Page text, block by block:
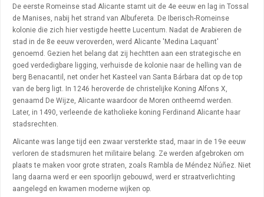
De eerste Romeinse stad Alicante stamt uit de 4e eeuw en lag in Tossal
de Manises, nabij het strand van Albufereta. De Iberisch-Romeinse
kolonie die zich hier vestigde heette Lucentum. Nadat de Arabieren de
stad in de 8e eeuw veroverden, werd Alicante 'Medina Laquant'
genoemd. Gezien het belang dat zij hechtten aan een strategische en
goed verdedigbare ligging, verhuisde de kolonie naar de helling van de
berg Benacantil, net onder het Kasteel van Santa Bárbara dat op de top
van de berg ligt. In 1246 heroverde de christelijke Koning Alfons X,
genaamd De Wijze, Alicante waardoor de Moren ontheemd werden.
Later, in 1490, verleende de katholieke koning Ferdinand Alicante haar
stadsrechten.
Alicante was lange tijd een zwaar versterkte stad, maar in de 19e eeuw
verloren de stadsmuren het militaire belang. Ze werden afgebroken om
plaats te maken voor grote straten, zoals Rambla de Méndez Núñez. Niet
lang daarna werd er een spoorlijn gebouwd, werd er straatverlichting
aangelegd en kwamen moderne wijken op.